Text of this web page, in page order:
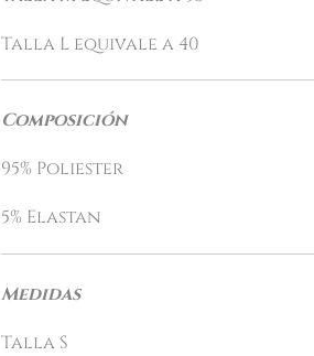
Talla L equivale a 40
Composición
95% Poliester
5% Elastan
Medidas
Talla S